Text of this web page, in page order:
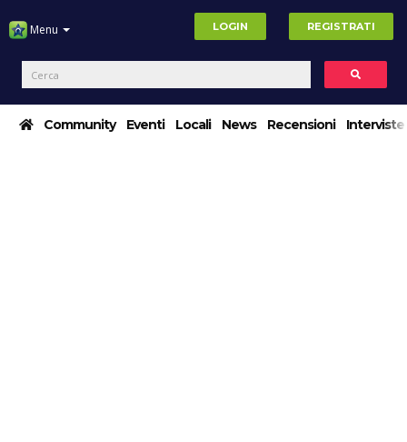
Menu LOGIN REGISTRATI
Community Eventi Locali News Recensioni Interviste